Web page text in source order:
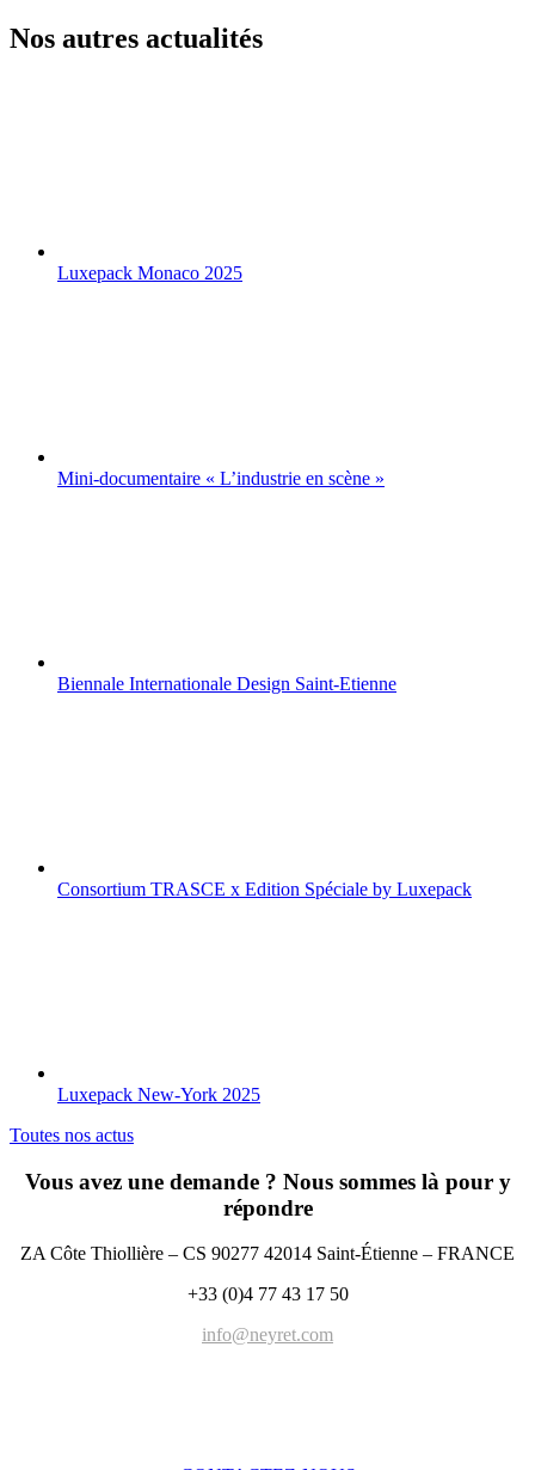
Nos autres actualités
Luxepack Monaco 2025
Mini-documentaire « L’industrie en scène »
Biennale Internationale Design Saint-Etienne
Consortium TRASCE x Edition Spéciale by Luxepack
Luxepack New-York 2025
Toutes nos actus
Vous avez une demande ? Nous sommes là pour y
répondre
ZA Côte Thiollière – CS 90277 42014 Saint-Étienne – FRANCE
+33 (0)4 77 43 17 50
info@neyret.com